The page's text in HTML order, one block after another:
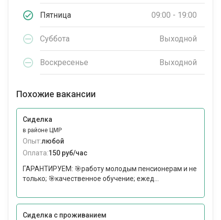
Пятница 09:00 - 19:00
Суббота Выходной
Воскресенье Выходной
Похожие вакансии
Сиделка
в районе ЦМР
Опыт:любой
Оплата:150 руб/час
ГАРАНТИРУЕМ: 🎯работу молодым пенсионерам и не
только; 🎯качественное обучение; ежед...
Сиделка с проживанием